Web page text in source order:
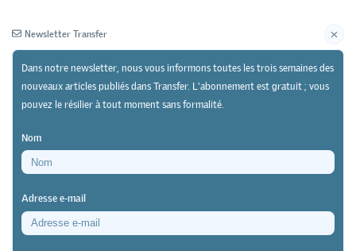
Newsletter Archives
01/02/22
Nouvelles études de la swiss leading house «vpet-
Newsletter Transfer
Dans notre newsletter, nous vous informons toutes les trois semaines des
nouveaux articles publiés dans Transfer. L'abonnement est gratuit ; vous
pouvez le résilier à tout moment sans formalité.
Nom
Adresse e-mail